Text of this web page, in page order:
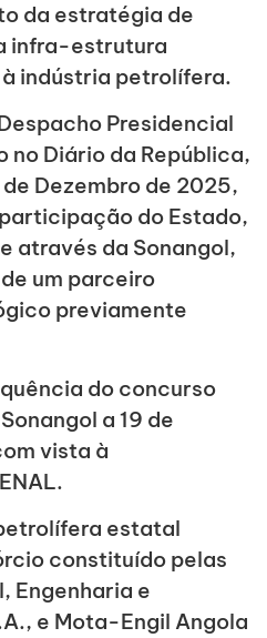
da estratégia de
infra-estrutura
indústria petrolífera.
Presidencial
Diário da República,
Dezembro de 2025,
do Estado,
através da Sonangol,
um parceiro
previamente
do concurso
a 19 de
vista à
estatal
constituído pelas
Engenharia e
e Mota-Engil Angola